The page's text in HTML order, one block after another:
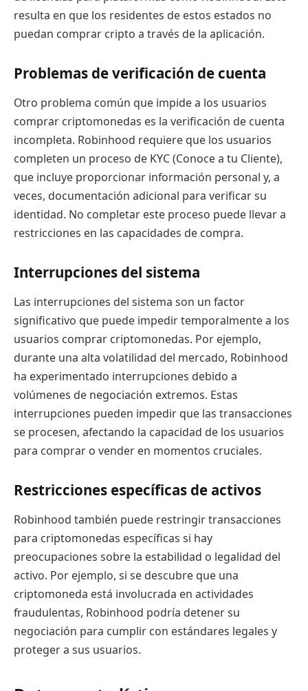
resulta en que los residentes de estos estados no
puedan comprar cripto a través de la aplicación.
Problemas de verificación de cuenta
Otro problema común que impide a los usuarios
comprar criptomonedas es la verificación de cuenta
incompleta. Robinhood requiere que los usuarios
completen un proceso de KYC (Conoce a tu Cliente),
que incluye proporcionar información personal y, a
veces, documentación adicional para verificar su
identidad. No completar este proceso puede llevar a
restricciones en las capacidades de compra.
Interrupciones del sistema
Las interrupciones del sistema son un factor
significativo que puede impedir temporalmente a los
usuarios comprar criptomonedas. Por ejemplo,
durante una alta volatilidad del mercado, Robinhood
ha experimentado interrupciones debido a
volúmenes de negociación extremos. Estas
interrupciones pueden impedir que las transacciones
se procesen, afectando la capacidad de los usuarios
para comprar o vender en momentos cruciales.
Restricciones específicas de activos
Robinhood también puede restringir transacciones
para criptomonedas específicas si hay
preocupaciones sobre la estabilidad o legalidad del
activo. Por ejemplo, si se descubre que una
criptomoneda está involucrada en actividades
fraudulentas, Robinhood podría detener su
negociación para cumplir con estándares legales y
proteger a sus usuarios.